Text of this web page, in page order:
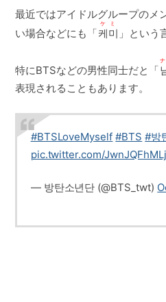
最近ではアイドルグループのメ
い場合などにも「케미
ケミ
」という
特にBTSなどの男性同士だと「
表現されることもあります。
#BTSLoveMyself #BTS #방
pic.twitter.com/JwnJQFhMLj
— 방탄소년단 (@BTS_twt)